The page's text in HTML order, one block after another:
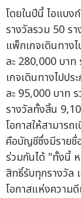
โดยในปีนี้ ไอแบง
รางวัลรวม 50 ร
แพ็กเกจเดินทาง
ละ 280,000 บา
เกจเดินทางไปป
ละ 95,000 บาท
รางวัลทั้งสิ้น
โอกาสให้สามาร
คือบัญชีซึ่งมีรายชื่
ร่วมกันได้ "ทั้งนี้ ห
สิทธิ์รับทุกรางวัล
โอกาสแห่งความ